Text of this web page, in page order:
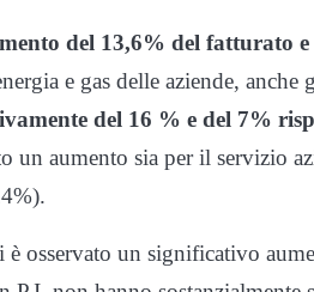
del 13,6% del fatturato e
e gas delle aziende, anche
del 16 % e del 7%
un aumento sia per il servizio
osservato un significativo